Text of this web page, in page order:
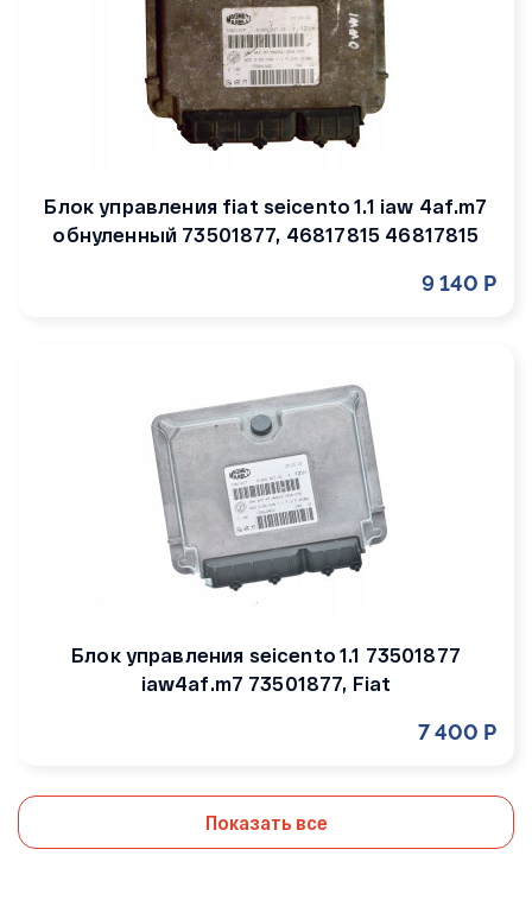
Блок управления fiat seicento 1.1 iaw 4af.m7
обнуленный 73501877, 46817815 46817815
9 140 Р
Блок управления seicento 1.1 73501877
iaw4af.m7 73501877, Fiat
7 400 Р
Показать все